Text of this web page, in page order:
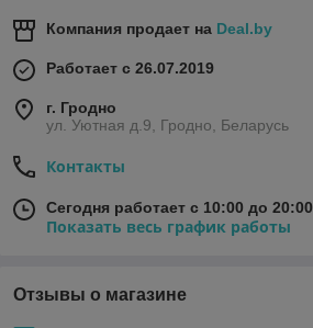
Компания продает на Deal.by
Работает с 26.07.2019
г. Гродно
ул. Уютная д.9, Гродно, Беларусь
Контакты
Сегодня работает с 10:00 до 20:00
Показать весь график работы
Отзывы о магазине